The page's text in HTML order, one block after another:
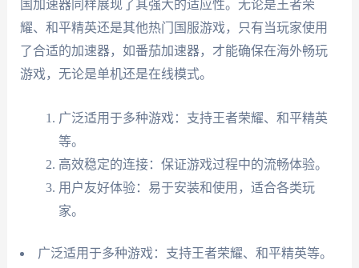
国加速器同样展现了其强大的适应性。无论是王者荣
耀、和平精英还是其他热门国服游戏，只有当玩家使用
了合适的加速器，如番茄加速器，才能确保在海外畅玩
游戏，无论是单机还是在线模式。
广泛适用于多种游戏：支持王者荣耀、和平精英
等。
高效稳定的连接：保证游戏过程中的流畅体验。
用户友好体验：易于安装和使用，适合各类玩
家。
广泛适用于多种游戏：支持王者荣耀、和平精英等。